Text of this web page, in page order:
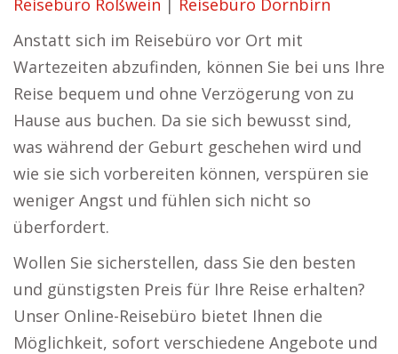
Reisebüro Roßwein | Reisebüro Dornbirn
Anstatt sich im Reisebüro vor Ort mit
Wartezeiten abzufinden, können Sie bei uns Ihre
Reise bequem und ohne Verzögerung von zu
Hause aus buchen. Da sie sich bewusst sind,
was während der Geburt geschehen wird und
wie sie sich vorbereiten können, verspüren sie
weniger Angst und fühlen sich nicht so
überfordert.
Wollen Sie sicherstellen, dass Sie den besten
und günstigsten Preis für Ihre Reise erhalten?
Unser Online-Reisebüro bietet Ihnen die
Möglichkeit, sofort verschiedene Angebote und